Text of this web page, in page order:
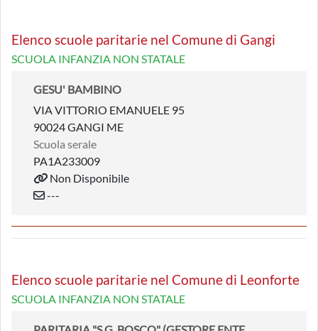
Elenco scuole paritarie nel Comune di Gangi
SCUOLA INFANZIA NON STATALE
GESU' BAMBINO
VIA VITTORIO EMANUELE 95
90024 GANGI ME
Scuola serale
PA1A233009
Non Disponibile
---
Elenco scuole paritarie nel Comune di Leonforte
SCUOLA INFANZIA NON STATALE